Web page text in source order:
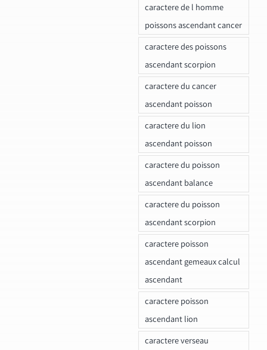
caractere de l homme
poissons ascendant cancer
caractere des poissons
ascendant scorpion
caractere du cancer
ascendant poisson
caractere du lion
ascendant poisson
caractere du poisson
ascendant balance
caractere du poisson
ascendant scorpion
caractere poisson
ascendant gemeaux calcul
ascendant
caractere poisson
ascendant lion
caractere verseau